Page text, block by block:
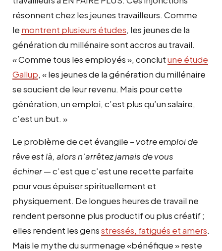
résonnent chez les jeunes travailleurs. Comme
le montrent plusieurs études, les jeunes de la
génération du millénaire sont accros au travail.
« Comme tous les employés », conclutune étude
Gallup, « les jeunes de la génération du millénaire
se soucient de leur revenu. Mais pour cette
génération, un emploi, c’est plus qu’un salaire,
c’est un but. »
Le problème de cet évangile – votre emploi de
rêve est là, alors n’arrêtez jamais de vous
échiner— c’est que c’est une recette parfaite
pour vous épuiser spirituellement et
physiquement. De longues heures de travail ne
rendent personne plus productif ou plus créatif ;
elles rendent les gensstressés, fatigués et amers.
Mais le mythe du surmenage «bénéfique » reste